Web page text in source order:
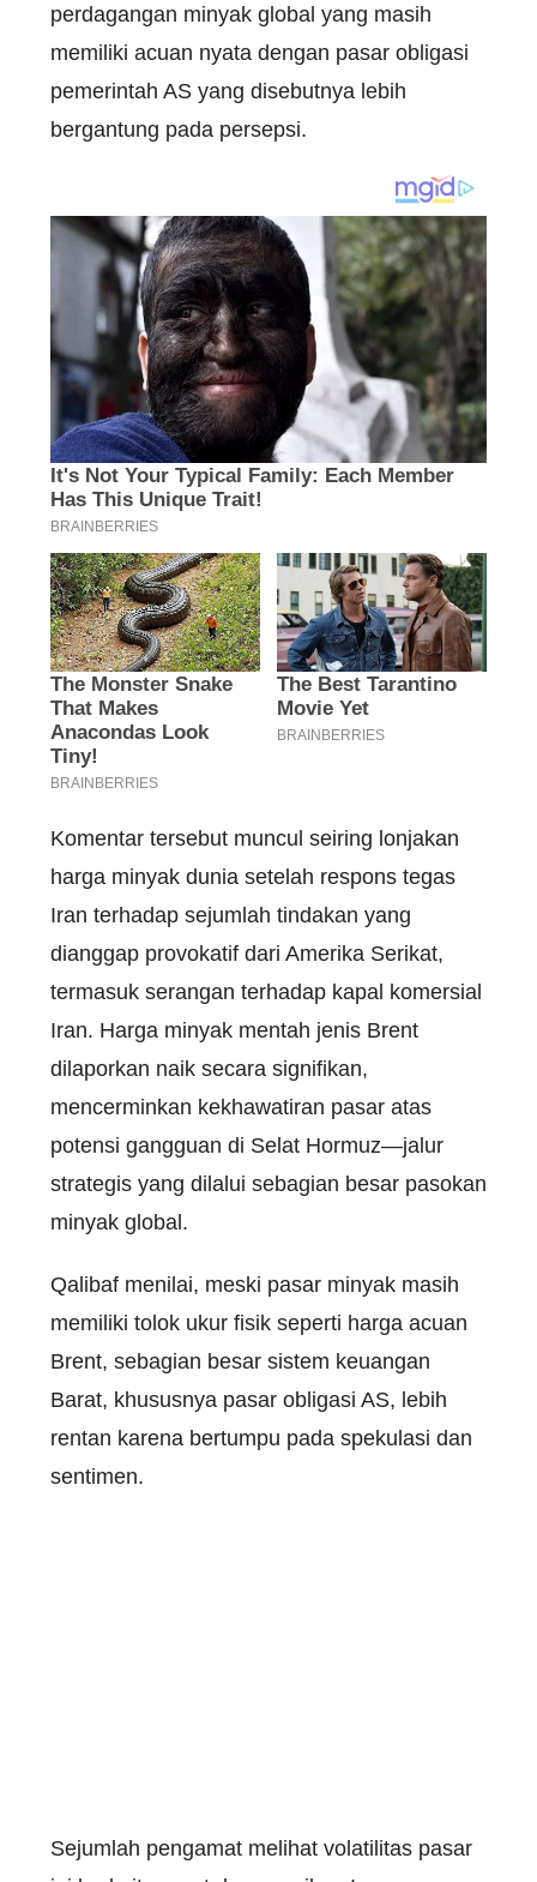
perdagangan minyak global yang masih
memiliki acuan nyata dengan pasar obligasi
pemerintah AS yang disebutnya lebih
bergantung pada persepsi.
Komentar tersebut muncul seiring lonjakan
harga minyak dunia setelah respons tegas
Iran terhadap sejumlah tindakan yang
dianggap provokatif dari Amerika Serikat,
termasuk serangan terhadap kapal komersial
Iran. Harga minyak mentah jenis Brent
dilaporkan naik secara signifikan,
mencerminkan kekhawatiran pasar atas
potensi gangguan di Selat Hormuz—jalur
strategis yang dilalui sebagian besar pasokan
minyak global.
Qalibaf menilai, meski pasar minyak masih
memiliki tolok ukur fisik seperti harga acuan
Brent, sebagian besar sistem keuangan
Barat, khususnya pasar obligasi AS, lebih
rentan karena bertumpu pada spekulasi dan
sentimen.
Sejumlah pengamat melihat volatilitas pasar